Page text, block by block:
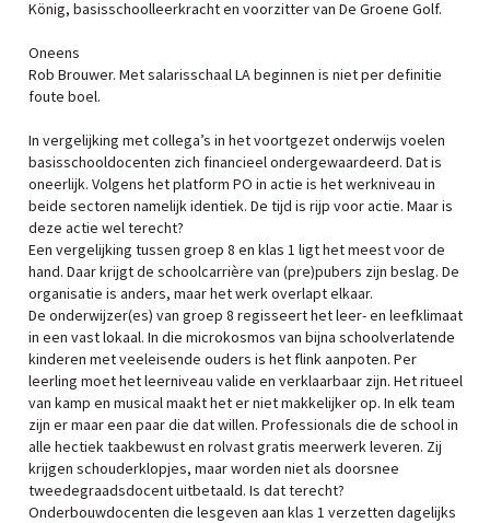
König, basisschoolleerkracht en voorzitter van De Groene Golf.
Oneens
Rob Brouwer. Met salarisschaal LA beginnen is niet per definitie
foute boel.
In vergelijking met collega’s in het voortgezet onderwijs voelen
basisschooldocenten zich financieel ondergewaardeerd. Dat is
oneerlijk. Volgens het platform PO in actie is het werkniveau in
beide sectoren namelijk identiek. De tijd is rijp voor actie. Maar is
deze actie wel terecht?
Een vergelijking tussen groep 8 en klas 1 ligt het meest voor de
hand. Daar krijgt de schoolcarrière van (pre)pubers zijn beslag. De
organisatie is anders, maar het werk overlapt elkaar.
De onderwijzer(es) van groep 8 regisseert het leer- en leefklimaat
in een vast lokaal. In die microkosmos van bijna schoolverlatende
kinderen met veeleisende ouders is het flink aanpoten. Per
leerling moet het leerniveau valide en verklaarbaar zijn. Het ritueel
van kamp en musical maakt het er niet makkelijker op. In elk team
zijn er maar een paar die dat willen. Professionals die de school in
alle hectiek taakbewust en rolvast gratis meerwerk leveren. Zij
krijgen schouderklopjes, maar worden niet als doorsnee
tweedegraadsdocent uitbetaald. Is dat terecht?
Onderbouwdocenten die lesgeven aan klas 1 verzetten dagelijks